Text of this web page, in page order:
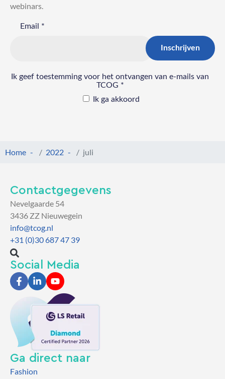
webinars.
Home 2022 juli
Contactgegevens
Nevelgaarde 54
3436 ZZ Nieuwegein
info@tcog.nl
+31 (0)30 687 47 39
Social Media
Ga direct naar
Fashion